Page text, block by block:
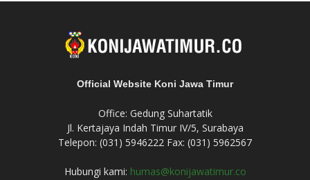
Official Website Koni Jawa Timur
Office: Gedung Suhartatik
Jl. Kertajaya Indah Timur IV/5, Surabaya
Telepon: (031) 5946222 Fax: (031) 5962567
Hubungi kami: humas@konijawatimur.co